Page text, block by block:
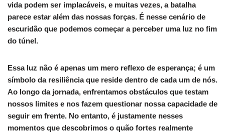
vida podem ser implacáveis, e muitas vezes, a batalha
parece estar além das nossas forças. É nesse cenário de
escuridão que podemos começar a perceber uma luz no fim
do túnel.
Essa luz não é apenas um mero reflexo de esperança; é um
símbolo da resiliência que reside dentro de cada um de nós.
Ao longo da jornada, enfrentamos obstáculos que testam
nossos limites e nos fazem questionar nossa capacidade de
seguir em frente. No entanto, é justamente nesses
momentos que descobrimos o quão fortes realmente